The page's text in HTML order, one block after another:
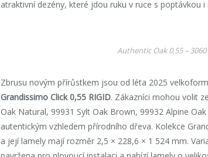
atraktivní dezény, které jdou ruku v ruce s poptávkou
Authentic Oak 0,55 –
Zbrusu novým přírůstkem jsou od léta 2025
Grandissimo Click 0,55 RIGID. Zákazníci mohou volit
Oak Natural, 99931 Sylt Oak Brown, 99932 Alpine
autentickým vzhledem přírodního dřeva. Kolekce
a její lamely mají rozměr 2,5 × 228,6 × 1 524 mm.